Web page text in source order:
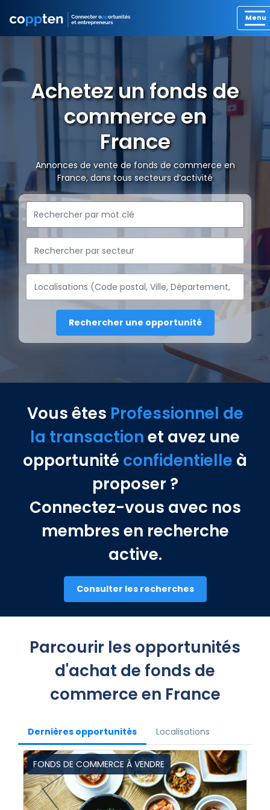
Achetez un fonds de
commerce en
France
Annonces de vente de fonds de commerce en
France, dans tous secteurs d’activité
Vous êtes Professionnel de
la transactionet avez une
opportunité confidentielle à
proposer ?
Connectez-vous avec nos
membres en recherche
active.
Consulter les recherches
Parcourir les opportunités
d'achat de fonds de
commerce en France
Dernières opportunités Localisations
FONDS DE COMMERCE À VENDRE